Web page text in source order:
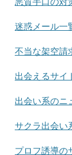
迷惑メール一
不当な架空請
出会えるサイ
出会い系のニ
サクラ出会い
プロフ誘導の